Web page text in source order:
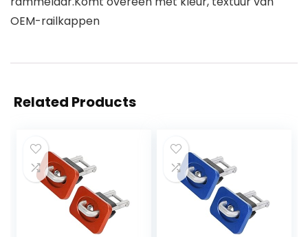
OEM-railkappen
Related Products